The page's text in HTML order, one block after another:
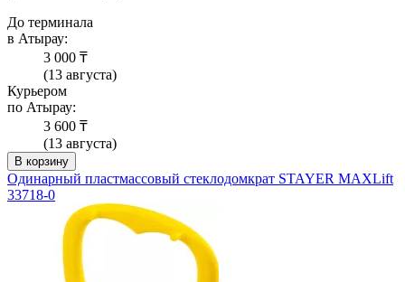
До терминала
в Атырау:
3 000 ₸
(13 августа)
Курьером
по Атырау:
3 600 ₸
(13 августа)
В корзину
Одинарный пластмассовый стеклодомкрат STAYER MAXLift
33718-0